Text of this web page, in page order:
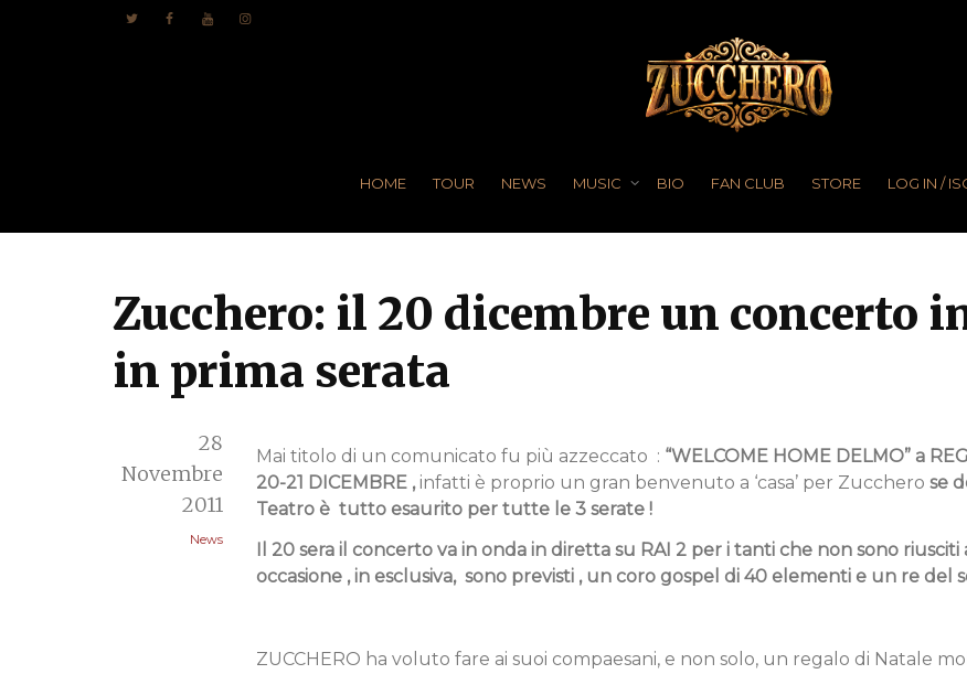
HOME TOUR NEWS MUSIC BIO FAN CLUB STORE LOG IN /
Zucchero: il 20 dicembre un concerto
in prima serata
28
Novembre
2011
News
Mai titolo di un comunicato fu più azzeccato : “WELCOME HOME DELMO” a
20-21 DICEMBRE ,infatti è proprio un gran benvenuto a ‘casa’ per Zucchero se
Teatro è tutto esaurito per tutte le 3 serate !
Il 20 sera il concerto va in onda in diretta su RAI 2 per i tanti che non sono
occasione , in esclusiva, sono previsti , un coro gospel di 40 elementi e un re del
ZUCCHERO ha voluto fare ai suoi compaesani, e non solo, un regalo di Natale